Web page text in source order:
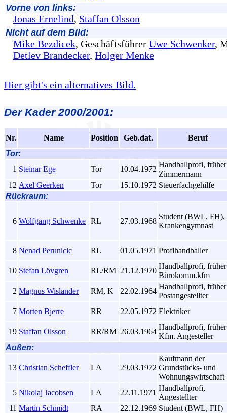
Vorne von links:
Jonas Ernelind, Staffan Olsson
Nicht auf dem Bild:
Mike Bezdicek, Geschäftsführer Uwe Schwenker,
Detlev Brandecker, Holger Menke
Hier gibt's ein alternatives Bild.
Der Kader 2000/2001:
Nr. Name Position Geb.dat.
Beruf
Tor:
1 Steinar Ege Tor 10.04.1972
Handballprofi, früher
Zimmermann
12 Axel Geerken Tor 15.10.1972 Steuerfachgehilfe
Rückraum:
6 Wolfgang Schwenke RL 27.03.1968
Student (BWL, FH),
Krankengymnast
8 Nenad Perunicic RL 01.05.1971 Profihandballer
10 Stefan Lövgren RL/RM 21.12.1970
Handballprofi, früher
Bürokomm.kfm
2 Magnus Wislander RM, K 22.02.1964
Handballprofi, früher
Postangestellter
7 Morten Bjerre RR 22.05.1972 Elektriker
19 Staffan Olsson RR/RM 26.03.1964
Handballprofi, früher
Kfm. Angesteller
Außen:
13 Christian Scheffler LA 29.03.1972
Kaufmann der
Grundstücks- und
Wohnungswirtschaft
5 Nikolaj Jacobsen LA 22.11.1971
Handballprofi,
Angestellter
11 Martin Schmidt RA 22.12.1969 Student (BWL, FH)